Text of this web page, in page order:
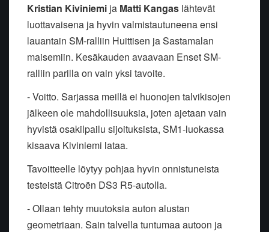
Kristian Kiviniemi ja Matti Kangas lähtevät
luottavaisena ja hyvin valmistautuneena ensi
lauantain SM-ralliin Huittisen ja Sastamalan
maisemiin. Kesäkauden avaavaan Enset SM-
ralliin parilla on vain yksi tavoite.
- Voitto. Sarjassa meillä ei huonojen talvikisojen
jälkeen ole mahdollisuuksia, joten ajetaan vain
hyvistä osakilpailu sijoituksista, SM1-luokassa
kisaava Kiviniemi lataa.
Tavoitteelle löytyy pohjaa hyvin onnistuneista
testeistä Citroën DS3 R5-autolla.
- Ollaan tehty muutoksia auton alustan
geometriaan. Sain talvella tuntumaa autoon ja